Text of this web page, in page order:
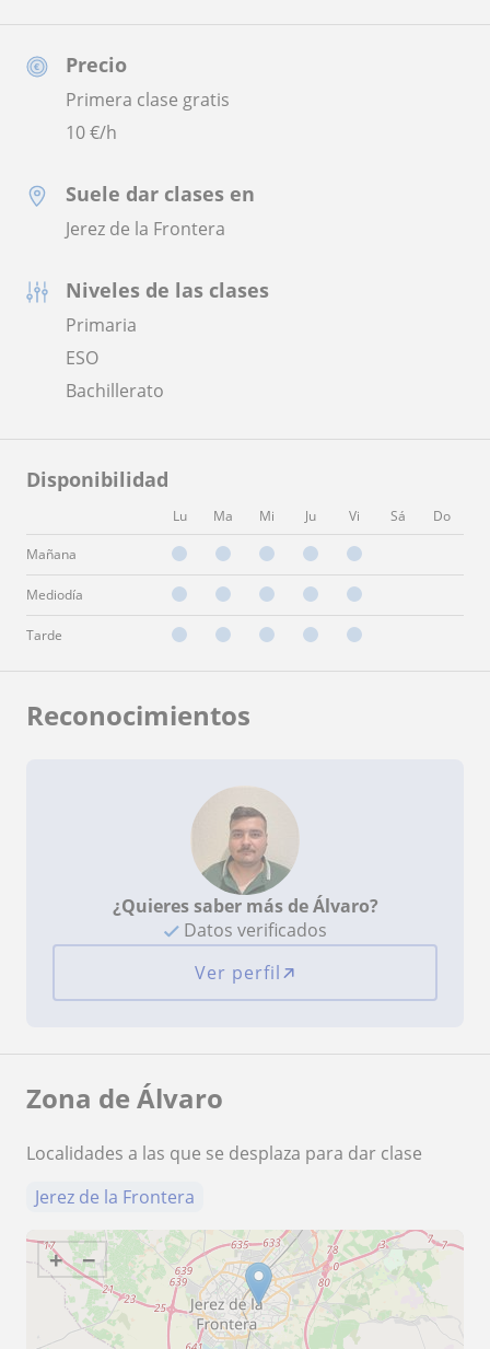
Precio
Primera clase gratis
10€/h
Suele dar clases en
Jerez de la Frontera
Niveles de las clases
Primaria
ESO
Bachillerato
Disponibilidad
Lu Ma Mi Ju Vi Sá Do
Mañana
Mediodía
Tarde
Reconocimientos
¿Quieres saber más de Álvaro?
Datos verificados
Ver perfil
Zona de Álvaro
Localidades a las que se desplaza para dar clase
Jerez de la Frontera
+ −